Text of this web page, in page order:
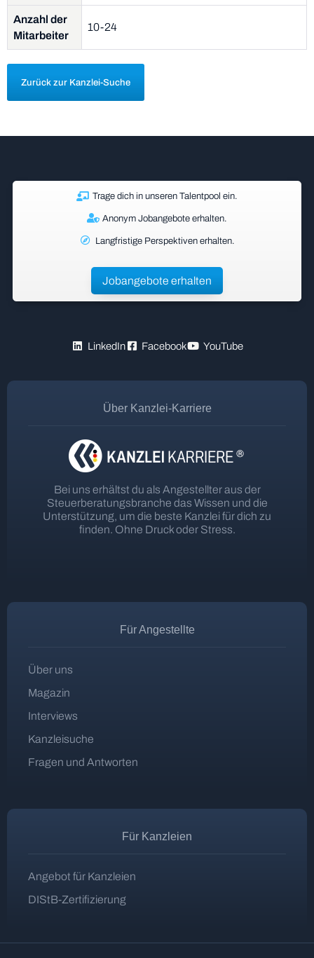
Anzahl der
Mitarbeiter
10-24
Zurück zur Kanzlei-Suche
Trage dich in unseren Talentpool ein.
Anonym Jobangebote erhalten.
Langfristige Perspektiven erhalten.
Jobangebote erhalten
LinkedIn Facebook YouTube
Über Kanzlei-Karriere
Bei uns erhältst du als Angestellter aus der
Steuerberatungsbranche das Wissen und die
Unterstützung, um die beste Kanzlei für dich zu
finden. Ohne Druck oder Stress.
Für Angestellte
Über uns
Magazin
Interviews
Kanzleisuche
Fragen und Antworten
Für Kanzleien
Angebot für Kanzleien
DIStB-Zertifizierung